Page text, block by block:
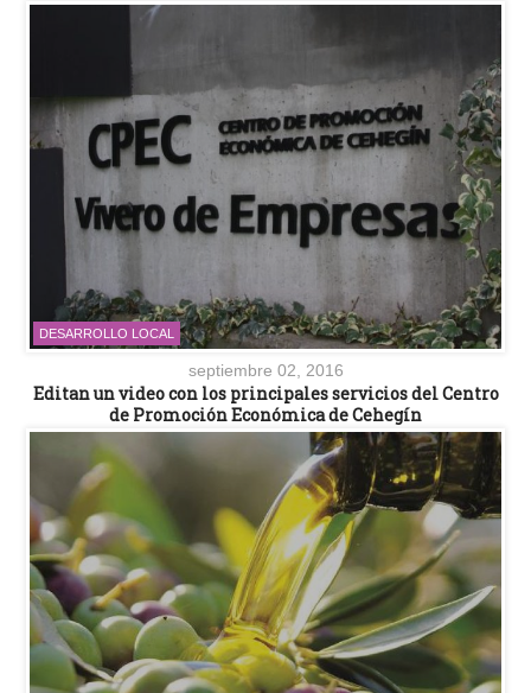
DESARROLLO LOCAL
septiembre 02, 2016
Editan un video con los principales servicios del Centro
de Promoción Económica de Cehegín